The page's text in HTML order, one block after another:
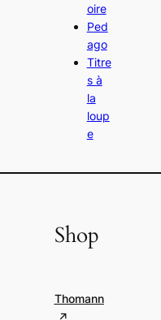
oire
Ped
ago
Titre
s à
la
loup
e
Shop
Thomann